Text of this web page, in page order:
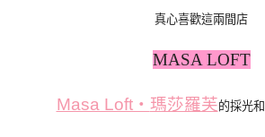
真心喜歡這兩間店
MASA LOFT
Masa Loft‧ 瑪莎羅芙的採光